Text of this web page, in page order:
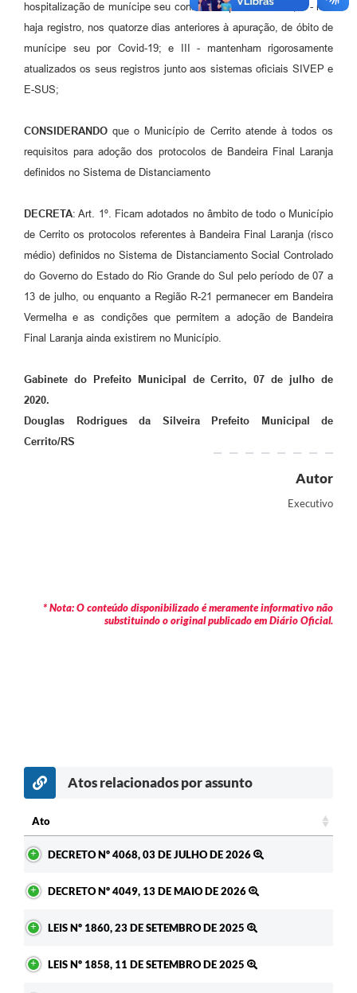
hospitalização de munícipe seu confirmado para Covid-19; II - não
haja registro, nos quatorze dias anteriores à apuração, de óbito de
munícipe seu por Covid-19; e III - mantenham rigorosamente
atualizados os seus registros junto aos sistemas oficiais SIVEP e
E-SUS;
CONSIDERANDO que o Município de Cerrito atende à todos os
requisitos para adoção dos protocolos de Bandeira Final Laranja
definidos no Sistema de Distanciamento
DECRETA: Art. 1º. Ficam adotados no âmbito de todo o Município
de Cerrito os protocolos referentes à Bandeira Final Laranja (risco
médio) definidos no Sistema de Distanciamento Social Controlado
do Governo do Estado do Rio Grande do Sul pelo período de 07 a
13 de julho, ou enquanto a Região R-21 permanecer em Bandeira
Vermelha e as condições que permitem a adoção de Bandeira
Final Laranja ainda existirem no Município.
Gabinete do Prefeito Municipal de Cerrito, 07 de julho de
2020.
Douglas Rodrigues da Silveira Prefeito Municipal de
Cerrito/RS
Autor
Executivo
* Nota: O conteúdo disponibilizado é meramente informativo não
substituindo o original publicado em Diário Oficial.
Atos relacionados por assunto
Ato
DECRETO Nº 4068, 03 DE JULHO DE 2026
DECRETO Nº 4049, 13 DE MAIO DE 2026
LEIS Nº 1860, 23 DE SETEMBRO DE 2025
LEIS Nº 1858, 11 DE SETEMBRO DE 2025